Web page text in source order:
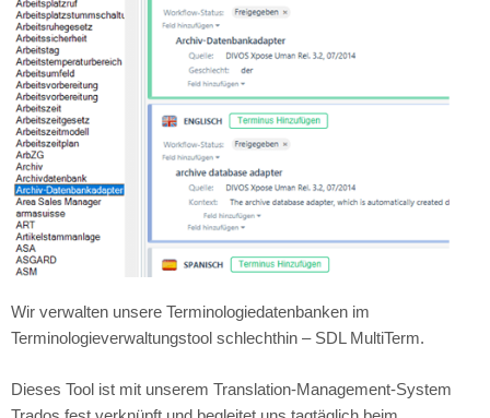
Wir verwalten unsere Terminologiedatenbanken im
Terminologieverwaltungstool schlechthin – SDL MultiTerm.
Dieses Tool ist mit unserem Translation-Management-System